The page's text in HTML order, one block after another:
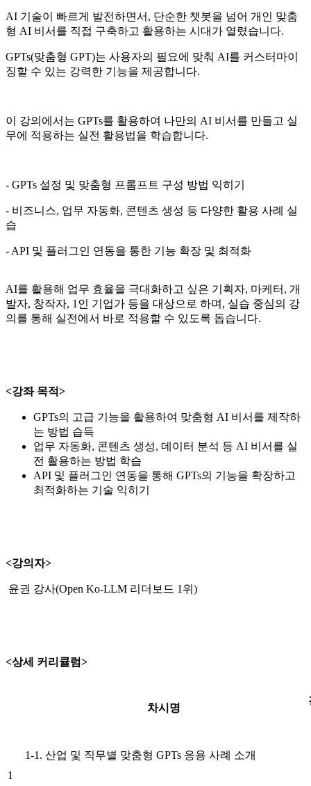
AI 기술이 빠르게 발전하면서, 단순한 챗봇을 넘어 개인 맞춤
형 AI 비서를 직접 구축하고 활용하는 시대가 열렸습니다.
GPTs(맞춤형 GPT)는 사용자의 필요에 맞춰 AI를 커스터마이
징할 수 있는 강력한 기능을 제공합니다.
이 강의에서는 GPTs를 활용하여 나만의 AI 비서를 만들고 실
무에 적용하는 실전 활용법을 학습합니다.
- GPTs 설정 및 맞춤형 프롬프트 구성 방법 익히기
- 비즈니스, 업무 자동화, 콘텐츠 생성 등 다양한 활용 사례 실
습
- API 및 플러그인 연동을 통한 기능 확장 및 최적화
AI를 활용해 업무 효율을 극대화하고 싶은 기획자, 마케터, 개
발자, 창작자, 1인 기업가 등을 대상으로 하며, 실습 중심의 강
의를 통해 실전에서 바로 적용할 수 있도록 돕습니다.
<강좌 목적>
GPTs의 고급 기능을 활용하여 맞춤형 AI 비서를 제작하
는 방법 습득
업무 자동화, 콘텐츠 생성, 데이터 분석 등 AI 비서를 실
전 활용하는 방법 학습
API 및 플러그인 연동을 통해 GPTs의 기능을 확장하고
최적화하는 기술 익히기
<강의자>
윤권 강사(Open Ko-LLM 리더보드 1위)
<상세 커리큘럼>
차시명
1
1-1. 산업 및 직무별 맞춤형 GPTs 응용 사례 소개